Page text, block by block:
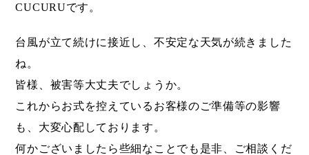
CUCURUです。
台風が立て続けに接近し、不安定な天気が続きました
ね。
皆様、被害等大丈夫でしょうか。
これからお式を控えているお客様のご準備等の影響
も、大変心配しております。
何かございましたら些細なことでも是非、ご相談くだ